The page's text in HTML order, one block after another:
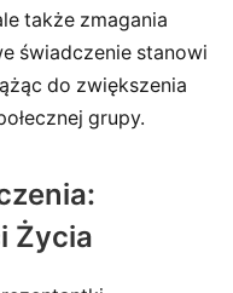
także zmagania
świadczenie stanowi
do zwiększenia
grupy.
Życia